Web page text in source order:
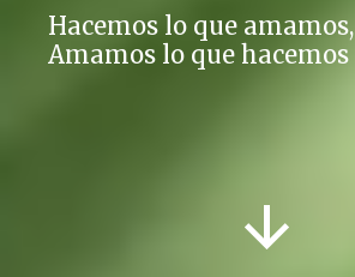
Hacemos lo que amamos,
Amamos lo que hacemos